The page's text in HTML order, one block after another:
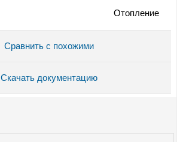
Отопление
Сравнить с похожими
Скачать документацию